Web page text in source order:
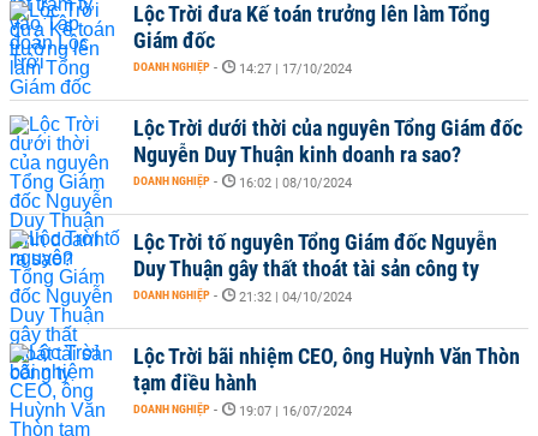
Lộc Trời đưa Kế toán trưởng lên làm Tổng
Giám đốc
DOANH NGHIỆP - 14:27 | 17/10/2024
Lộc Trời dưới thời của nguyên Tổng Giám đốc
Nguyễn Duy Thuận kinh doanh ra sao?
DOANH NGHIỆP - 16:02 | 08/10/2024
Lộc Trời tố nguyên Tổng Giám đốc Nguyễn
Duy Thuận gây thất thoát tài sản công ty
DOANH NGHIỆP - 21:32 | 04/10/2024
Lộc Trời bãi nhiệm CEO, ông Huỳnh Văn Thòn
tạm điều hành
DOANH NGHIỆP - 19:07 | 16/07/2024